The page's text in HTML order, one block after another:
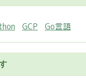
GCP Go言語